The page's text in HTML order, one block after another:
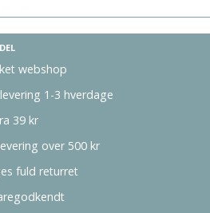
webshop
1-3 hverdage
39 kr
over 500 kr
fuld returret